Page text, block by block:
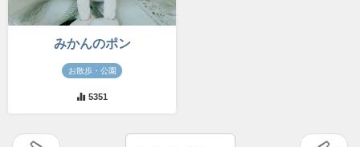
みかんのポン
お散歩・公園
5351